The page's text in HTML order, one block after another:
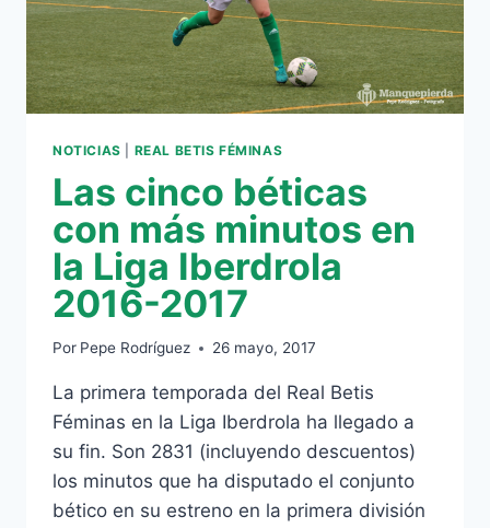
NOTICIAS REAL BETIS FÉMINAS
Las cinco béticas
con más minutos en
la Liga Iberdrola
2016-2017
Por Pepe Rodríguez 26 mayo, 2017
La primera temporada del Real Betis
Féminas en la Liga Iberdrola ha llegado a
su fin. Son 2831 (incluyendo descuentos)
los minutos que ha disputado el conjunto
bético en su estreno en la primera división